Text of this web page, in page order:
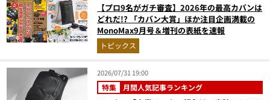
【プロ9名がガチ審査】2026年の最高カバンは
どれだ!? 「カバン大賞」ほか注目企画満載の
MonoMax9月号＆増刊の表紙を速報
トピックス
2026/07/31 19:00
特集 月間人気記事ランキング